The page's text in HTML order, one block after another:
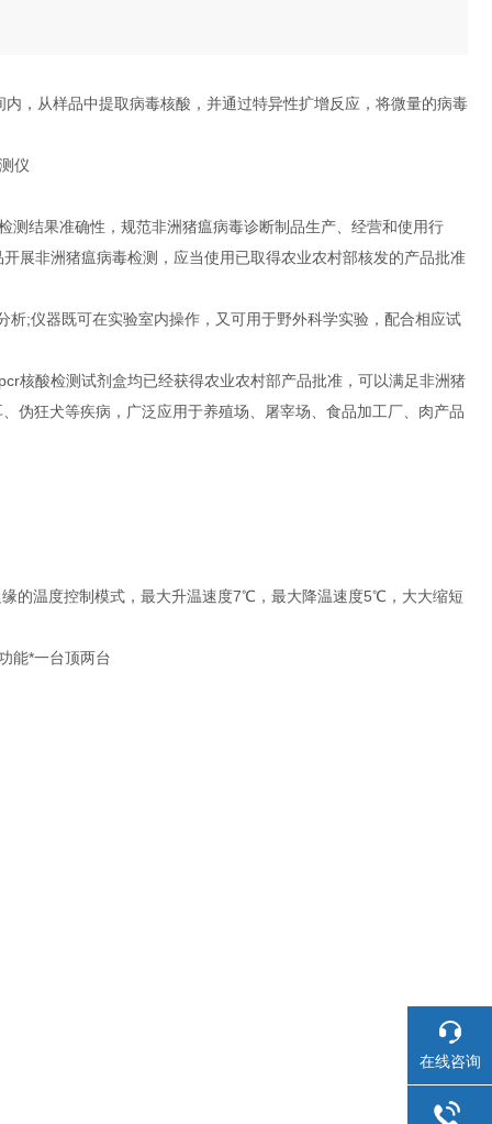
，从样品中提取病毒核酸，并通过特异性扩增反应，将微量的病毒
测结果准确性，规范非洲猪瘟病毒诊断制品生产、经营和使用行
展非洲猪瘟病毒检测，应当使用已取得农业农村部核发的产品批准
;仪器既可在实验室内操作，又可用于野外科学实验，配合相应试
核酸检测试剂盒均已经获得农业农村部产品批准，可以满足非洲猪
伪狂犬等疾病，广泛应用于养殖场、屠宰场、食品加工厂、肉产品
的温度控制模式，最大升温速度7℃，最大降温速度5℃，大大缩短
能*一台顶两台
在线咨询